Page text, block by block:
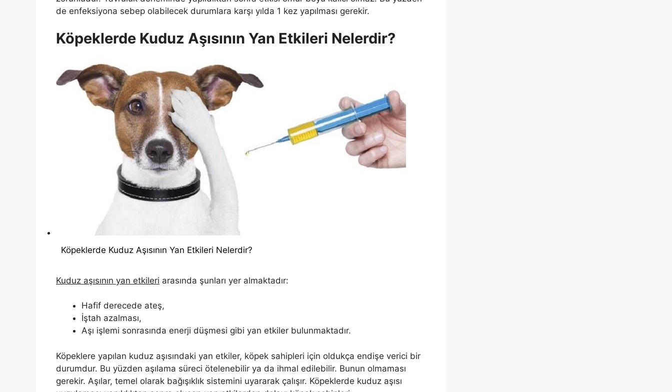
de enfeksiyona sebep olabilecek durumlara karşı yılda 1 kez yapılması gerekir.
Köpeklerde Kuduz Aşısının Yan Etkileri Nelerdir?
Köpeklerde Kuduz Aşısının Yan Etkileri Nelerdir?
Kuduz aşısının yan etkileri arasında şunları yer almaktadır:
Hafif derecede ateş,
İştah azalması,
Aşı işlemi sonrasında enerji düşmesi gibi yan etkiler bulunmaktadır.
Köpeklere yapılan kuduz aşısındaki yan etkiler, köpek sahipleri için oldukça endişe verici bir
durumdur. Bu yüzden aşılama süreci ötelenebilir ya da ihmal edilebilir. Bunun olmaması
gerekir. Aşılar, temel olarak bağışıklık sistemini uyararak çalışır. Köpeklerde kuduz aşısı